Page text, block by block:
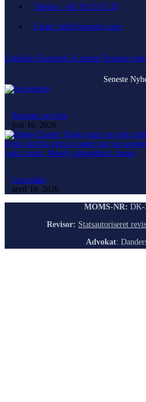
Telefon: +45 38 33 33 33
Email: info@moranti.com
Linkedin Facebook X-twitter Youtube
Seneste
Sommer og ferie
juni 16, 2026
God påske
april 10, 2026
MOMS-NR: DK-
Revisor: Statsautoriseret
Advokat: